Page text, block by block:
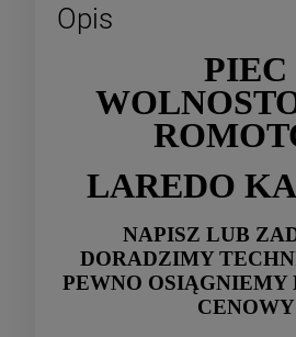
Opis
PIEC
LAREDO
NAPISZ LUB
DORADZIMY
PEWNO OSIĄGNIEMY
CENOWY